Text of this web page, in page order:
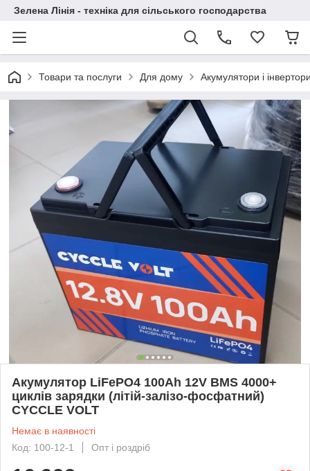
Зелена Лінія - техніка для сільського господарства
Товари та послуги Для дому Акумулятори і
Акумулятор LiFePO4 100Ah 12V BMS 4000+
циклів зарядки (літій-залізо-фосфатний)
CYCCLE VOLT
Немає в наявності
Код: 100-12-1
Опт і роздріб